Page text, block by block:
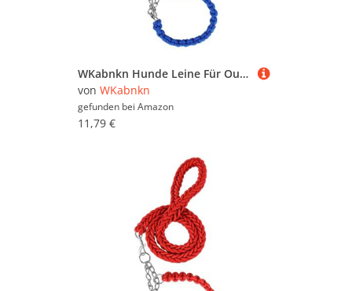
WKabnkn Hunde Leine Für Outdoor Walking Nopull Haustiertraining Leiter Praktisches Nylon Leine Einstellbares Traktionsseil Für Große Hunde Blei
von WKabnkn
gefunden bei Amazon
11,79 €